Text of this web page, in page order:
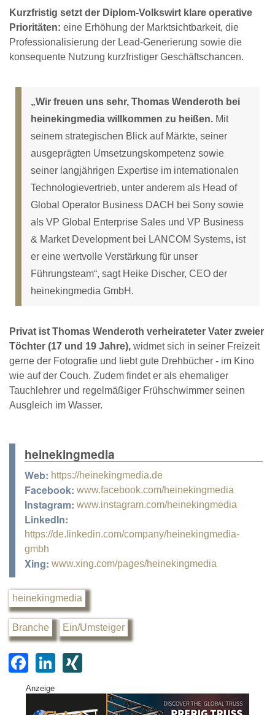
Kurzfristig setzt der Diplom-Volkswirt klare operative
Prioritäten: eine Erhöhung der Marktsichtbarkeit, die
Professionalisierung der Lead-Generierung sowie die
konsequente Nutzung kurzfristiger Geschäftschancen.
„Wir freuen uns sehr, Thomas Wenderoth bei
heinekingmedia willkommen zu heißen. Mit
seinem strategischen Blick auf Märkte, seiner
ausgeprägten Umsetzungskompetenz sowie
seiner langjährigen Expertise im internationalen
Technologievertrieb, unter anderem als Head of
Global Operator Business DACH bei Sony sowie
als VP Global Enterprise Sales und VP Business
& Market Development bei LANCOM Systems, ist
er eine wertvolle Verstärkung für unser
Führungsteam“, sagt Heike Discher, CEO der
heinekingmedia GmbH.
Privat ist Thomas Wenderoth verheirateter Vater zweier
Töchter (17 und 19 Jahre), widmet sich in seiner Freizeit
gerne der Fotografie und liebt gute Drehbücher - im Kino
wie auf der Couch. Zudem findet er als ehemaliger
Tauchlehrer und regelmäßiger Frühschwimmer seinen
Ausgleich im Wasser.
heinekingmedia
Web: https://heinekingmedia.de
Facebook: www.facebook.com/heinekingmedia
Instagram: www.instagram.com/heinekingmedia
LinkedIn:
https://de.linkedin.com/company/heinekingmedia-
gmbh
Xing: www.xing.com/pages/heinekingmedia
heinekingmedia
Branche Ein/Umsteiger
F
a
c
Li
k
G
Anzeige